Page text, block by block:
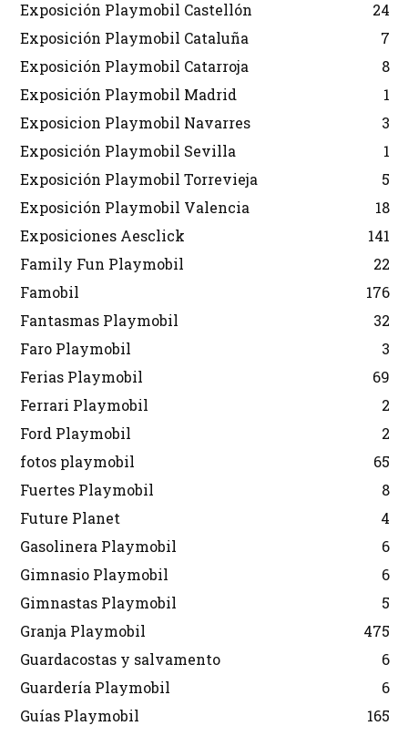
Exposición Playmobil Castellón
24
Exposición Playmobil Cataluña
7
Exposición Playmobil Catarroja
8
Exposición Playmobil Madrid
1
Exposicion Playmobil Navarres
3
Exposición Playmobil Sevilla
1
Exposición Playmobil Torrevieja
5
Exposición Playmobil Valencia
18
Exposiciones Aesclick
141
Family Fun Playmobil
22
Famobil
176
Fantasmas Playmobil
32
Faro Playmobil
3
Ferias Playmobil
69
Ferrari Playmobil
2
Ford Playmobil
2
fotos playmobil
65
Fuertes Playmobil
8
Future Planet
4
Gasolinera Playmobil
6
Gimnasio Playmobil
6
Gimnastas Playmobil
5
Granja Playmobil
475
Guardacostas y salvamento
6
Guardería Playmobil
6
Guías Playmobil
165